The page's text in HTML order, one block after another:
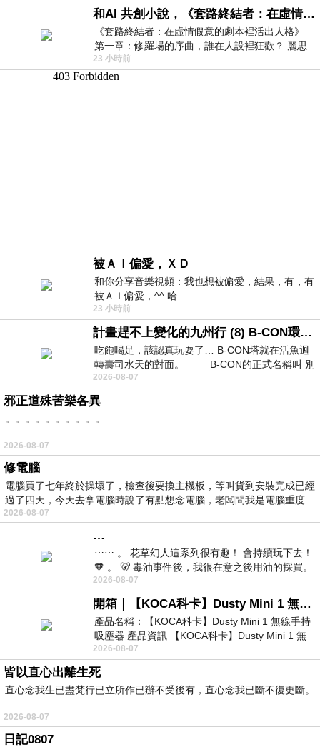
和AI 共創小說，《套路終結者：在虛情假意的劇本裡活出人格》
《套路終結者：在虛情假意的劇本裡活出人格》
第一章：修羅場的序曲，誰在人設裡狂歡？ 麗思
卡爾頓酒店的總統套房內，燈光昏
23 小時前
被ＡＩ偏愛，ＸＤ
和你分享音樂視頻：我也想被偏愛，結果，有，有
被ＡＩ偏愛，^^ 哈
23 小時前
計畫趕不上變化的九州行 (8) B-CON環球塔
吃飽喝足，該認真玩耍了… B-CON塔就在活魚迴
轉壽司水天的對面。 B-CON的正式名稱叫 別
2026-08-07
邪正道殊苦樂各異
。。。。。。。。。。
2026-08-07
修電腦
電腦買了七年終於操壞了，檢查後要換主機板，等叫貨到安裝完成已經
過了四天，今天去拿電腦時說了有點想念電腦，老闆問我是電腦重度
2026-08-07
…
⋯⋯ 。 花草幻人這系列很有趣！ 會持續玩下去！
🧡 。 🐻 毒油事件後，我很在意之後用油的採買。
前天購買了我之前就很愛
2026-08-07
開箱｜【KOCA科卡】Dusty Mini 1 無線手持吸塵器
產品名稱：【KOCA科卡】Dusty Mini 1 無線手持
吸塵器 產品資訊 【KOCA科卡】Dusty Mini 1 無
線手持吸塵器評語： 能吸、能吹兼具兩
2026-08-07
皆以直心出離生死
直心念我生已盡梵行已立所作已辦不受後有，直心念我已斷不復更斷。
2026-08-07
日記0807